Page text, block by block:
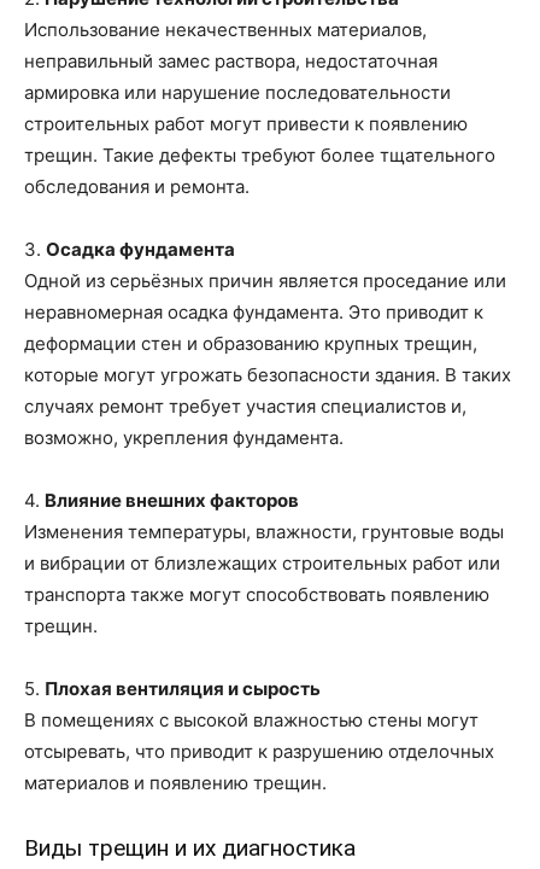
Использование некачественных материалов,
неправильный замес раствора, недостаточная
армировка или нарушение последовательности
строительных работ могут привести к появлению
трещин. Такие дефекты требуют более тщательного
обследования и ремонта.
3. Осадка фундамента
Одной из серьёзных причин является проседание или
неравномерная осадка фундамента. Это приводит к
деформации стен и образованию крупных трещин,
которые могут угрожать безопасности здания. В таких
случаях ремонт требует участия специалистов и,
возможно, укрепления фундамента.
4. Влияние внешних факторов
Изменения температуры, влажности, грунтовые воды
и вибрации от близлежащих строительных работ или
транспорта также могут способствовать появлению
трещин.
5. Плохая вентиляция и сырость
В помещениях с высокой влажностью стены могут
отсыревать, что приводит к разрушению отделочных
материалов и появлению трещин.
Виды трещин и их диагностика